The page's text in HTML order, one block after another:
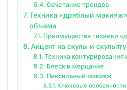
Сочетание трендов
Техника «дряблый
объема
Преимущества техники
Акцент на скулы и
Техника контурирования
Блеск и мерцание
Пиксельный макияж
Ключевые особенности